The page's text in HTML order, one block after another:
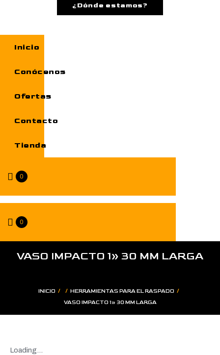
¿Dónde estamos?
Inicio
Conócenos
Ofertas
Contacto
Tienda
0
0
VASO IMPACTO 1» 30 MM LARGA
INICIO / / HERRAMIENTAS PARA EL RASPADO /
VASO IMPACTO 1» 30 MM LARGA
Loading...